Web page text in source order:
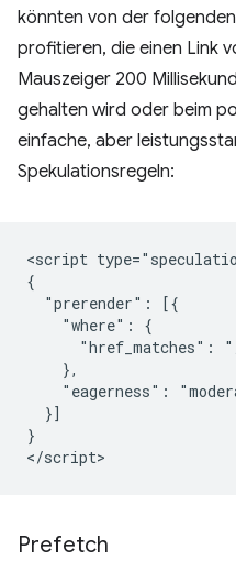
könnten von der
profitieren, die einen Link
Mauszeiger 200
gehalten wird oder beim
einfache, aber
Spekulationsregeln:
<script
{
  "prerender": [{
    "where": {
"href_matches":
    },
"eagerness":
  }]
}
Prefetch